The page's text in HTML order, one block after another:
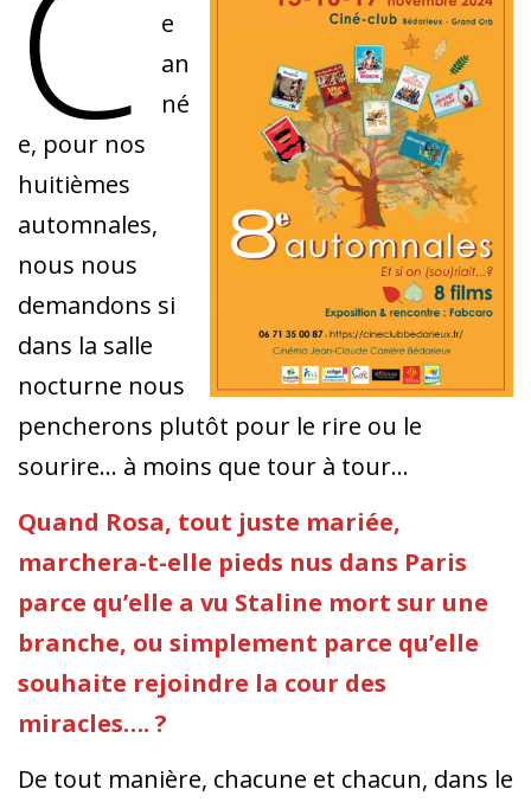
e
an
né
e, pour nos
huitièmes
automnales,
nous nous
demandons si
dans la salle
nocturne nous
pencherons plutôt pour le rire ou le
sourire… à moins que tour à tour…
Quand Rosa, tout juste mariée,
marchera-t-elle pieds nus dans Paris
parce qu’elle a vu Staline mort sur une
branche, ou simplement parce qu’elle
souhaite rejoindre la cour des
miracles…. ?
De tout manière, chacune et chacun, dans le